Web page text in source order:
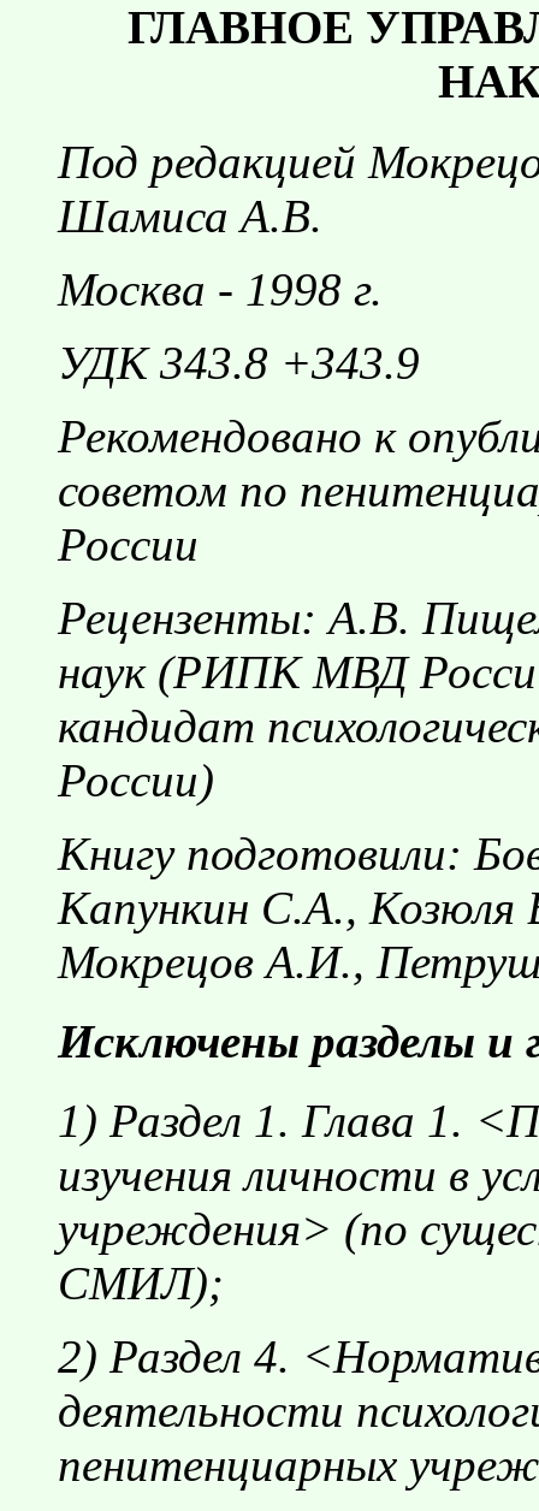
ГЛАВНОЕ
Под редакцией
Шамиса А.В.
Москва - 1998 г.
УДК 343.8 +343.9
Рекомендовано к
советом по
России
Рецензенты: А.В.
наук (РИПК МВД
кандидат
России)
Книгу подготовили:
Капункин С.А.,
Мокрецов А.И.,
Исключены разделы и
1) Раздел 1. Глава 1.
изучения личности в
учреждения> (по
СМИЛ);
2) Раздел 4.
деятельности
пенитенциарных